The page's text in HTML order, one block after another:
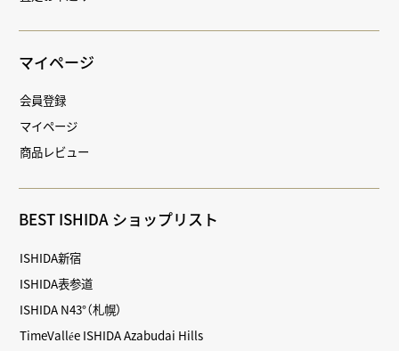
マイページ
会員登録
マイページ
商品レビュー
BEST ISHIDA ショップリスト
ISHIDA新宿
ISHIDA表参道
ISHIDA N43°（札幌）
TimeVallée ISHIDA Azabudai Hills